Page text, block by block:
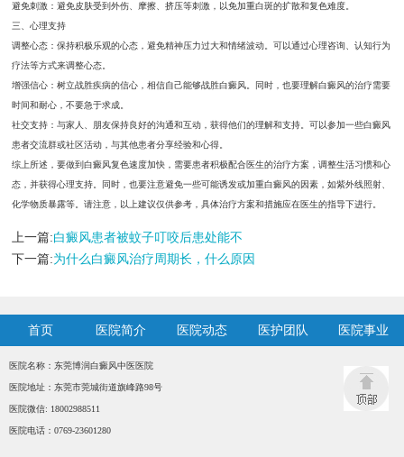
避免刺激：避免皮肤受到外伤、摩擦、挤压等刺激，以免加重白斑的扩散和复色难度。
三、心理支持
调整心态：保持积极乐观的心态，避免精神压力过大和情绪波动。可以通过心理咨询、认知行为
疗法等方式来调整心态。
增强信心：树立战胜疾病的信心，相信自己能够战胜白癜风。同时，也要理解白癜风的治疗需要
时间和耐心，不要急于求成。
社交支持：与家人、朋友保持良好的沟通和互动，获得他们的理解和支持。可以参加一些白癜风
患者交流群或社区活动，与其他患者分享经验和心得。
综上所述，要做到白癜风复色速度加快，需要患者积极配合医生的治疗方案，调整生活习惯和心
态，并获得心理支持。同时，也要注意避免一些可能诱发或加重白癜风的因素，如紫外线照射、
化学物质暴露等。请注意，以上建议仅供参考，具体治疗方案和措施应在医生的指导下进行。
上一篇:白癜风患者被蚊子叮咬后患处能不
下一篇:为什么白癜风治疗周期长，什么原因
首页 医院简介 医院动态 医护团队 医院事业
医院名称：东莞博润白癜风中医医院
医院地址：东莞市莞城街道旗峰路98号
医院微信: 18002988511
医院电话：0769-23601280